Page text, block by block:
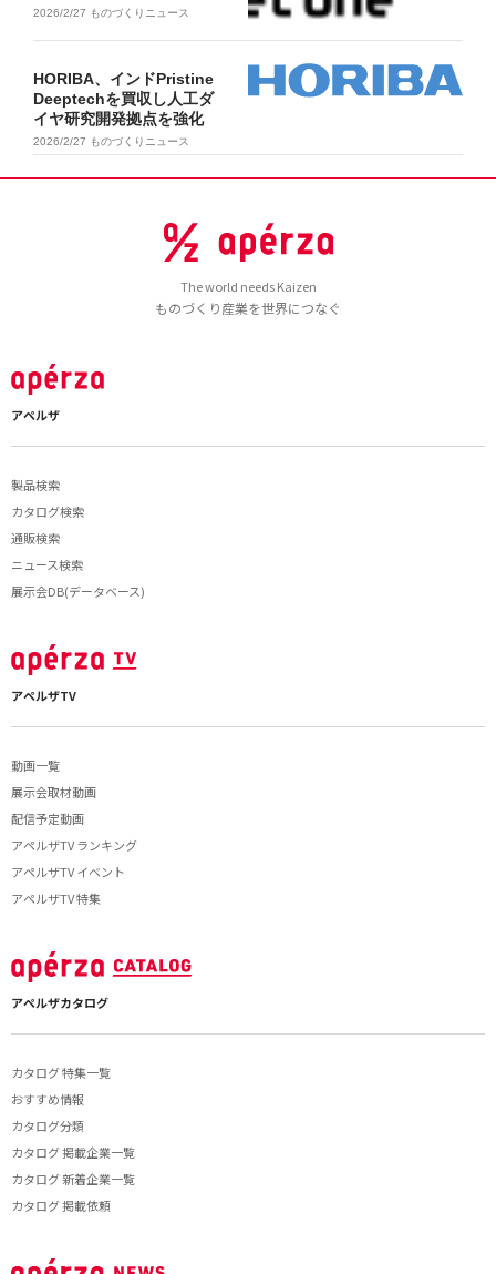
2026/2/27 ものづくりニュース
HORIBA、インドPristine
Deeptechを買収し人工ダ
イヤ研究開発拠点を強化
2026/2/27 ものづくりニュース
The world needs Kaizen
ものづくり産業を世界につなぐ
アペルザ
製品検索
カタログ検索
通販検索
ニュース検索
展示会DB(データベース)
アペルザTV
動画一覧
展示会取材動画
配信予定動画
アペルザTV ランキング
アペルザTV イベント
アペルザTV 特集
アペルザカタログ
カタログ 特集一覧
おすすめ情報
カタログ分類
カタログ 掲載企業一覧
カタログ 新着企業一覧
カタログ 掲載依頼